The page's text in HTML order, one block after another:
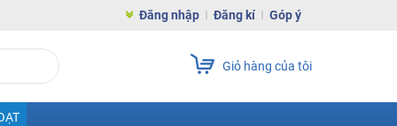
Đăng nhập Đăng kí Góp ý
Giỏ hàng của tôi